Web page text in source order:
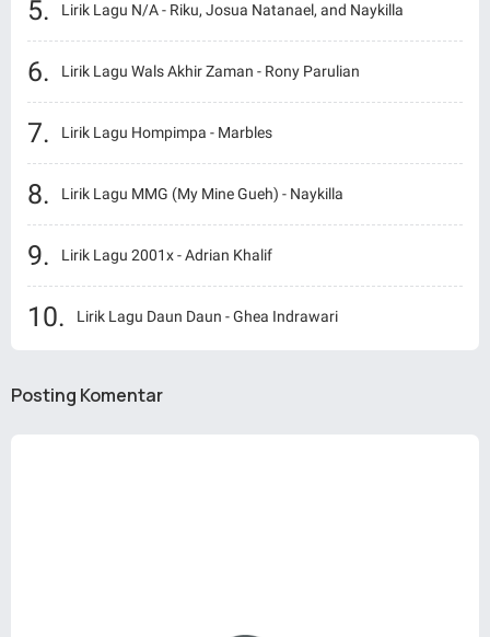
Lirik Lagu N/A - Riku, Josua Natanael, and Naykilla
Lirik Lagu Wals Akhir Zaman - Rony Parulian
Lirik Lagu Hompimpa - Marbles
Lirik Lagu MMG (My Mine Gueh) - Naykilla
Lirik Lagu 2001x - Adrian Khalif
Lirik Lagu Daun Daun - Ghea Indrawari
Posting Komentar